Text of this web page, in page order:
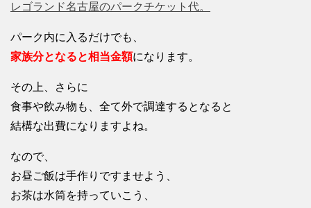
レゴランド名古屋のパークチケット代。
パーク内に入るだけでも、
家族分となると相当金額になります。
その上、さらに
食事や飲み物も、全て外で調達するとなると
結構な出費になりますよね。
なので、
お昼ご飯は手作りですませよう、
お茶は水筒を持っていこう、